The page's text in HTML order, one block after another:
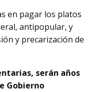
en pagar los platos
antipopular, y
y precarización de
serán años
Gobierno